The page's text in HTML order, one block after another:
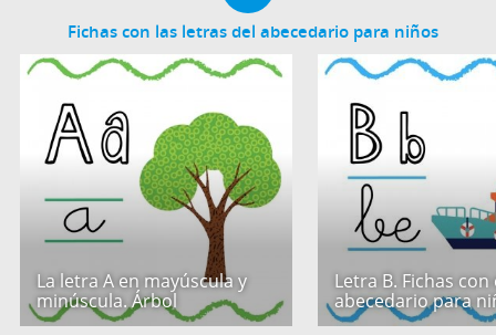
Fichas con las letras del abecedario para niños
La letra A en mayúscula y
minúscula. Árbol
Letra B. Fichas con
abecedario para